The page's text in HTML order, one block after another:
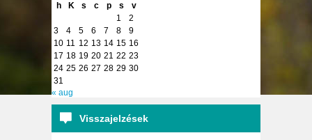
h
K s c p s
v
1
2
3
4 5 6 7 8
9
10 11 12 13 14 15 16
17 18 19 20 21 22 23
24 25 26 27 28 29 30
31
« aug
Visszajelzések